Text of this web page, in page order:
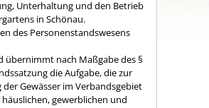
Unterhaltung und den Betrieb
in Schönau.
des Personenstandswesens
übernimmt nach Maßgabe des §
die Aufgabe, die zur
der Gewässer im Verbandsgebiet
gewerblichen und